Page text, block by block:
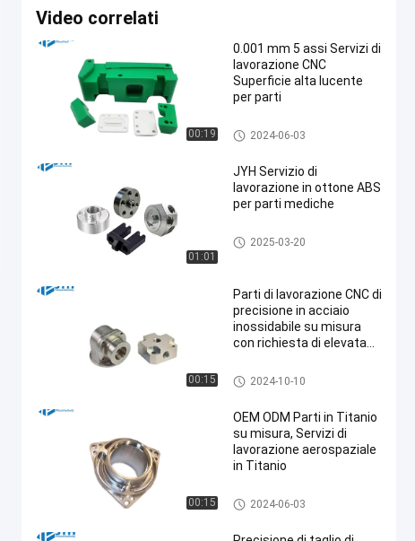
Video correlati
00:19
0.001 mm 5 assi Servizi di
lavorazione CNC
Superficie alta lucente
per parti
Servizi di lavorazione CNC 5 a
ssi
2024-06-03
01:01
JYH Servizio di
lavorazione in ottone ABS
per parti mediche
Servizi di lavorazione CNC 5 a
ssi
2025-03-20
00:15
Parti di lavorazione CNC di
precisione in acciaio
inossidabile su misura
con richiesta di elevata
Servizi lavoranti di CNC di acci
aio inossidabile
2024-10-10
00:15
OEM ODM Parti in Titanio
su misura, Servizi di
lavorazione aerospaziale
in Titanio
lavorare di titanio di CNC
2024-06-03